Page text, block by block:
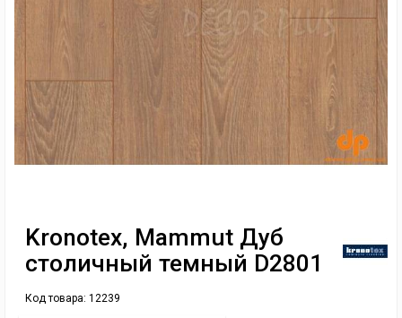
Kronotex, Mammut Дуб
столичный темный D2801
Код товара: 12239